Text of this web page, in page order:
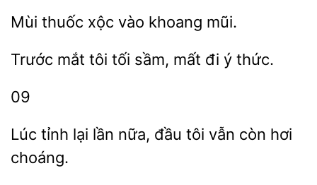
thuốc xộc mũi.
mắt tôi tối mất đi thức.
09
tỉnh lại lần nữa, tôi
còn hơi
choáng.